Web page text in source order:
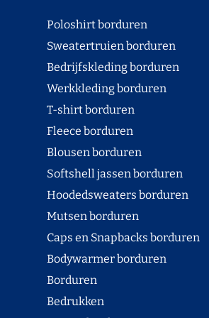
Poloshirt borduren
Sweatertruien borduren
Bedrijfskleding borduren
Werkkleding borduren
T-shirt borduren
Fleece borduren
Blousen borduren
Softshell jassen borduren
Hoodedsweaters borduren
Mutsen borduren
Caps en Snapbacks borduren
Bodywarmer borduren
Borduren
Bedrukken